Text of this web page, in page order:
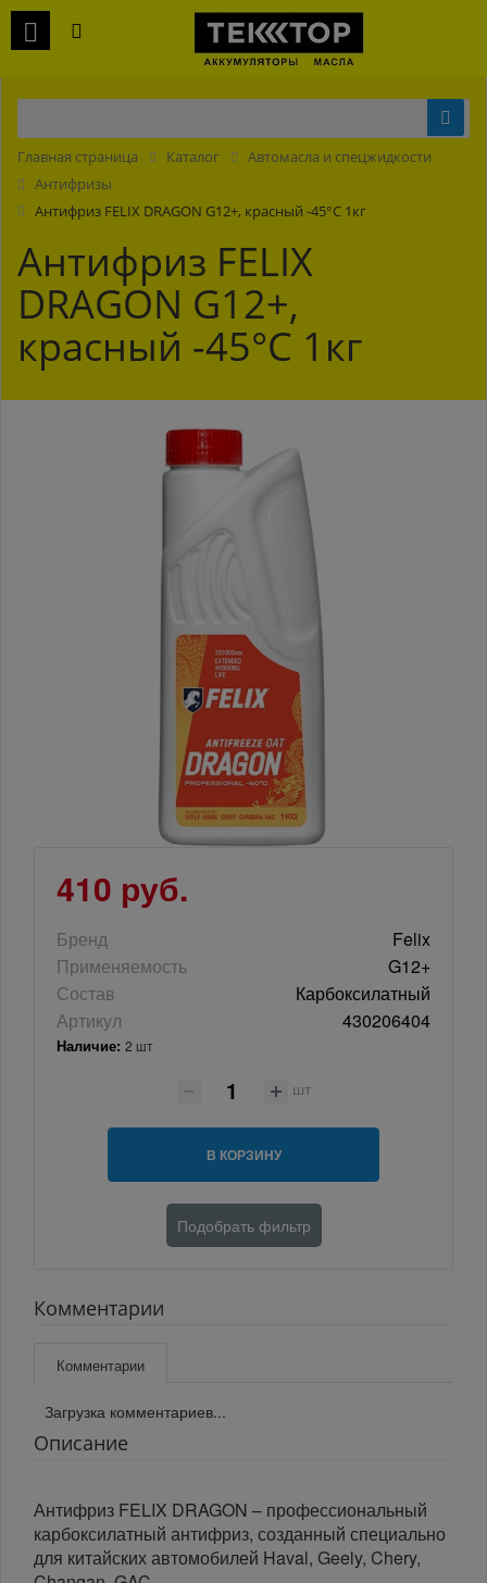
Главная страница Каталог
Автомасла и спецжидкости
Антифризы
Антифриз FELIX DRAGON G12+, красный -45°С 1кг
Антифриз FELIX
DRAGON G12+,
красный -45°С 1кг
410 руб.
Бренд
Felix
Применяемость
G12+
Состав
Карбоксилатный
Артикул
430206404
Наличие: 2 шт
шт
В КОРЗИНУ
Подобрать фильтр
Комментарии
Комментарии
Загрузка комментариев...
Описание
Антифриз FELIX DRAGON – профессиональный
карбоксилатный антифриз, созданный специально
для китайских автомобилей Haval, Geely, Chery,